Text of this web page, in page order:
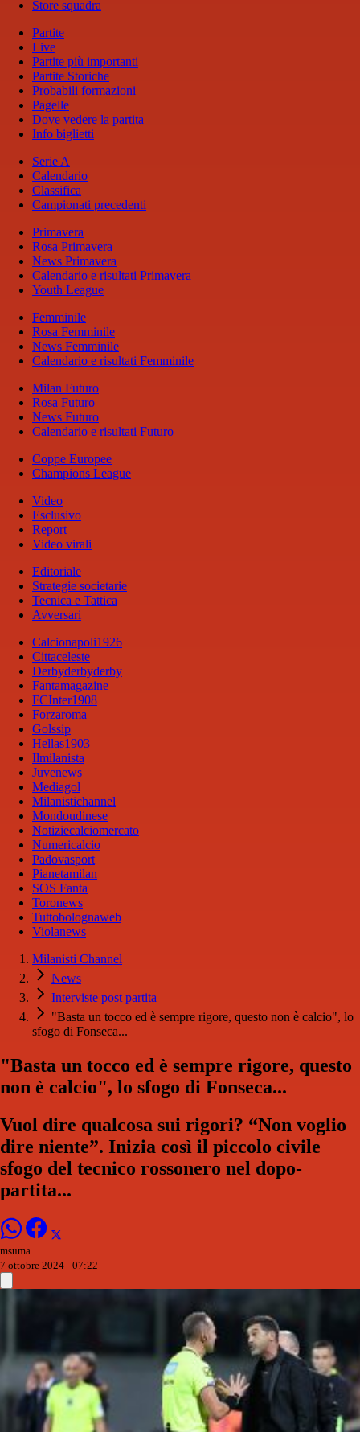
Store squadra
Partite
Live
Partite più importanti
Partite Storiche
Probabili formazioni
Pagelle
Dove vedere la partita
Info biglietti
Serie A
Calendario
Classifica
Campionati precedenti
Primavera
Rosa Primavera
News Primavera
Calendario e risultati Primavera
Youth League
Femminile
Rosa Femminile
News Femminile
Calendario e risultati Femminile
Milan Futuro
Rosa Futuro
News Futuro
Calendario e risultati Futuro
Coppe Europee
Champions League
Video
Esclusivo
Report
Video virali
Editoriale
Strategie societarie
Tecnica e Tattica
Avversari
Calcionapoli1926
Cittaceleste
Derbyderbyderby
Fantamagazine
FCInter1908
Forzaroma
Golssip
Hellas1903
Ilmilanista
Juvenews
Mediagol
Milanistichannel
Mondoudinese
Notiziecalciomercato
Numericalcio
Padovasport
Pianetamilan
SOS Fanta
Toronews
Tuttobolognaweb
Violanews
Milanisti Channel
News
Interviste post partita
"Basta un tocco ed è sempre rigore, questo non è calcio", lo
sfogo di Fonseca...
"Basta un tocco ed è sempre rigore, questo
non è calcio", lo sfogo di Fonseca...
Vuol dire qualcosa sui rigori? “Non voglio
dire niente”. Inizia così il piccolo civile
sfogo del tecnico rossonero nel dopo-
partita...
msuma
7 ottobre 2024 - 07:22